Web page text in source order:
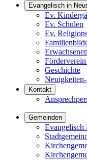
Evangelisch in
Ev.
Ev. Schulen
Ev.
Geschichte
Kontakt
Gemeinden
Evangelisch